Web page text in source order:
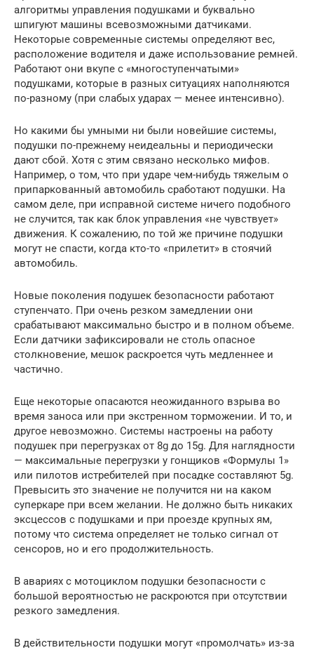
алгоритмы управления подушками и буквально
шпигуют машины всевозможными датчиками.
Некоторые современные системы определяют вес,
расположение водителя и даже использование ремней.
Работают они вкупе с «многоступенчатыми»
подушками, которые в разных ситуациях наполняются
по-разному (при слабых ударах — менее интенсивно).
Но какими бы умными ни были новейшие системы,
подушки по-прежнему неидеальны и периодически
дают сбой. Хотя с этим связано несколько мифов.
Например, о том, что при ударе чем-нибудь тяжелым о
припаркованный автомобиль сработают подушки. На
самом деле, при исправной системе ничего подобного
не случится, так как блок управления «не чувствует»
движения. К сожалению, по той же причине подушки
могут не спасти, когда кто-то «прилетит» в стоячий
автомобиль.
Новые поколения подушек безопасности работают
ступенчато. При очень резком замедлении они
срабатывают максимально быстро и в полном объеме.
Если датчики зафиксировали не столь опасное
столкновение, мешок раскроется чуть медленнее и
частично.
Еще некоторые опасаются неожиданного взрыва во
время заноса или при экстренном торможении. И то, и
другое невозможно. Системы настроены на работу
подушек при перегрузках от 8g до 15g. Для наглядности
— максимальные перегрузки у гонщиков «Формулы 1»
или пилотов истребителей при посадке составляют 5g.
Превысить это значение не получится ни на каком
суперкаре при всем желании. Не должно быть никаких
эксцессов с подушками и при проезде крупных ям,
потому что система определяет не только сигнал от
сенсоров, но и его продолжительность.
В авариях с мотоциклом подушки безопасности с
большой вероятностью не раскроются при отсутствии
резкого замедления.
В действительности подушки могут «промолчать» из-за